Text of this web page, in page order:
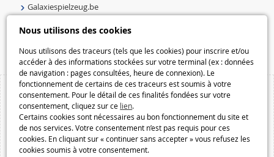
Nous utilisons des cookies
Nous utilisons des traceurs (tels que les cookies) pour inscrire et/ou
accéder à des informations stockées sur votre terminal (ex : données
de navigation : pages consultées, heure de connexion). Le
fonctionnement de certains de ces traceurs est soumis à votre
consentement. Pour le détail de ces finalités fondées sur votre
consentement, cliquez sur ce lien.
Certains cookies sont nécessaires au bon fonctionnement du site et
de nos services. Votre consentement n’est pas requis pour ces
cookies. En cliquant sur « continuer sans accepter » vous refusez les
cookies soumis à votre consentement.
Galaxiespielzeug.be